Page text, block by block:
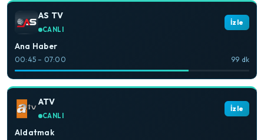
AS TV
CANLI
İzle
Ana Haber
00:45 – 07:00 99 dk
ATV
CANLI
İzle
Aldatmak